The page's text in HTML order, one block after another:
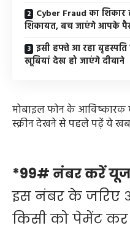
Cyber Fraud का
शिकायत, बच जाएंगे आपके
इसी हफ्ते आ रहा बृहस्पति
खूबियां देख हो जाएंगे दीवाने
मोबाइल फोन के आविष्कारक
स्क्रीन देखने से पहले पढ़ें ये
*99# नंबर करें
इस नंबर के जरिए
किसी को पेमेंट